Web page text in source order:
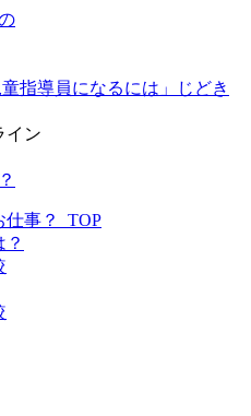
指導員になるには」じどき
イン
仕事？_TOP